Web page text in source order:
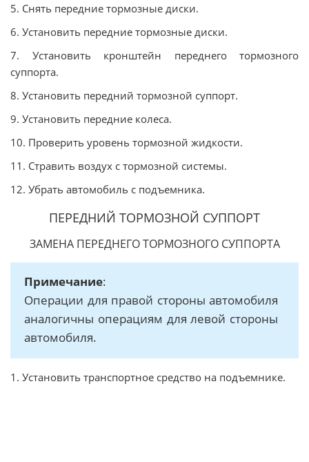
5. Снять передние тормозные диски.
6. Установить передние тормозные диски.
7. Установить кронштейн переднего тормозного
суппорта.
8. Установить передний тормозной суппорт.
9. Установить передние колеса.
10. Проверить уровень тормозной жидкости.
11. Стравить воздух с тормозной системы.
12. Убрать автомобиль с подъемника.
ПЕРЕДНИЙ ТОРМОЗНОЙ СУППОРТ
ЗАМЕНА ПЕРЕДНЕГО ТОРМОЗНОГО СУППОРТА
Примечание:
Операции для правой стороны автомобиля
аналогичны операциям для левой стороны
автомобиля.
1. Установить транспортное средство на подъемнике.